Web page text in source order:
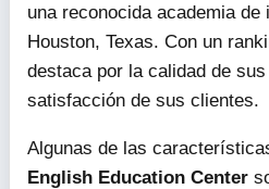
una reconocida academia de
Houston, Texas. Con un
destaca por la calidad de
satisfacción de sus clientes.
Algunas de las
English Education Center